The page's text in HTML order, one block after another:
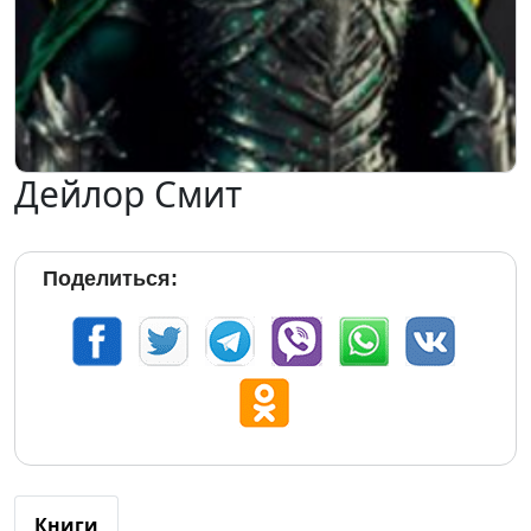
Дейлор Смит
Поделиться:
Книги